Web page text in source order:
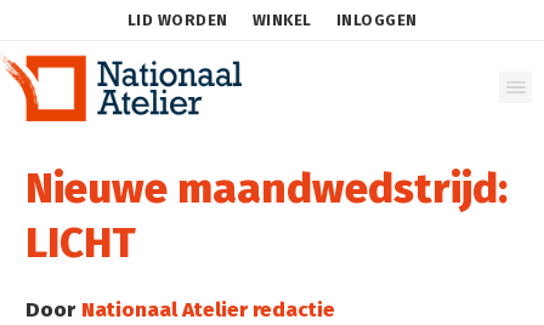
LID WORDEN WINKEL INLOGGEN
Nieuwe maandwedstrijd:
LICHT
Door Nationaal Atelier redactie